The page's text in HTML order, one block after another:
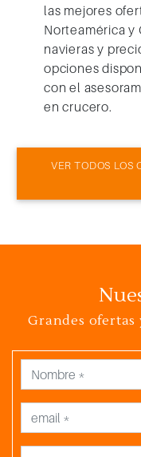
las mejores
Norteamérica y
navieras y
opciones
con el
en crucero.
VER TODOS LOS
Grandes